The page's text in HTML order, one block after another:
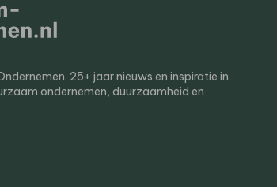
25+ jaar nieuws en inspiratie in
ondernemen, duurzaamheid en